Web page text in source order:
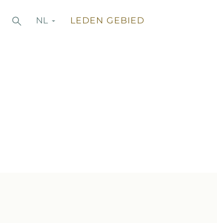
inhoud
Recherche
Zoeken
NL LEDEN GEBIED